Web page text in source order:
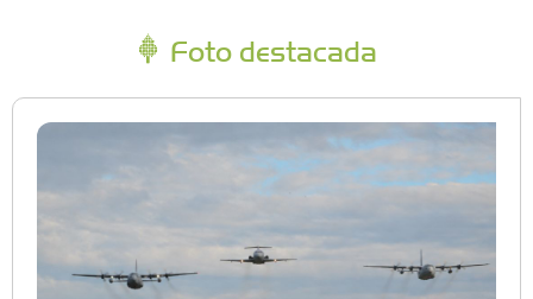
Foto destacada